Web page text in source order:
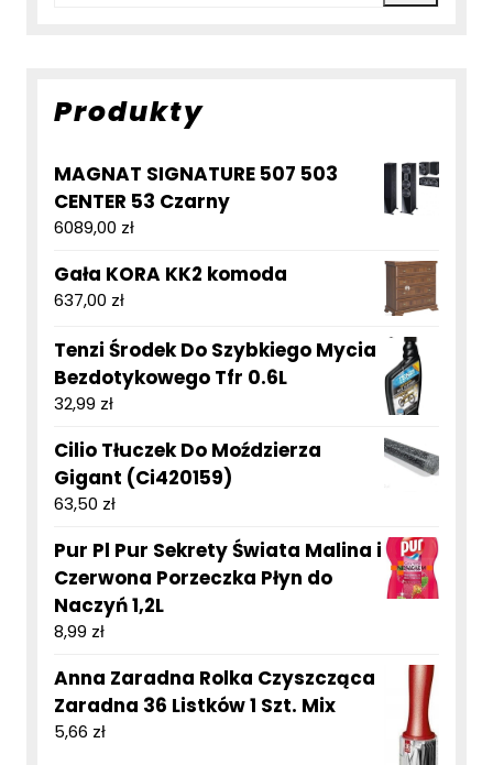
Produkty
MAGNAT SIGNATURE 507 503
CENTER 53 Czarny
6089,00 zł
Gała KORA KK2 komoda
637,00 zł
Tenzi Środek Do Szybkiego Mycia
Bezdotykowego Tfr 0.6L
32,99 zł
Cilio Tłuczek Do Moździerza
Gigant (Ci420159)
63,50 zł
Pur Pl Pur Sekrety Świata Malina i
Czerwona Porzeczka Płyn do
Naczyń 1,2L
8,99 zł
Anna Zaradna Rolka Czyszcząca
Zaradna 36 Listków 1 Szt. Mix
5,66 zł